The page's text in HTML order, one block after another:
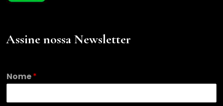
Assine nossa Newsletter
Nome*